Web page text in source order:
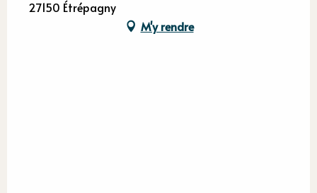
27150 Étrépagny
M'y rendre